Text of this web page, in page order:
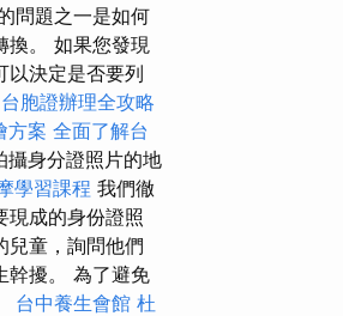
問題之一是如何
換。 如果您發現
以決定是否要列
台胞證辦理全攻略
方案 全面了解台
攝身分證照片的地
學習課程 我們徹
現成的身份證照
兒童，詢問他們
幹擾。 為了避免
台中養生會館 杜